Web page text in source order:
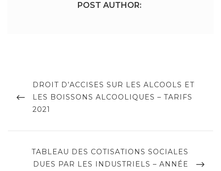
POST AUTHOR:
l’article
PREVIOUS
POST
DROIT D’ACCISES SUR LES ALCOOLS ET
LES BOISSONS ALCOOLIQUES – TARIFS
2021
NEXT
POST
TABLEAU DES COTISATIONS SOCIALES
DUES PAR LES INDUSTRIELS – ANNÉE